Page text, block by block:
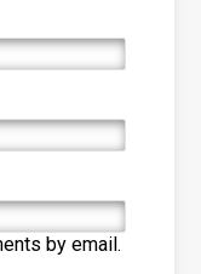
by email.